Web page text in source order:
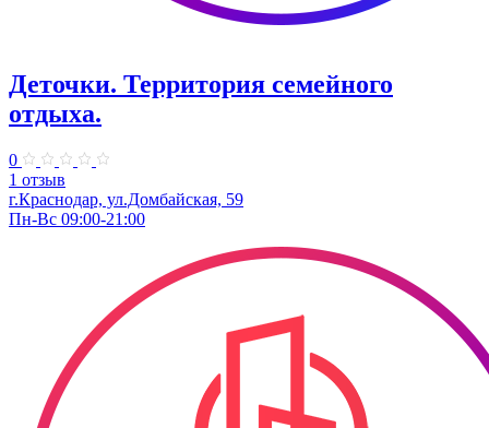
Деточки. Территория семейного
отдыха.
0
1 отзыв
г.Краснодар, ул.Домбайская, 59
Пн-Вс 09:00-21:00